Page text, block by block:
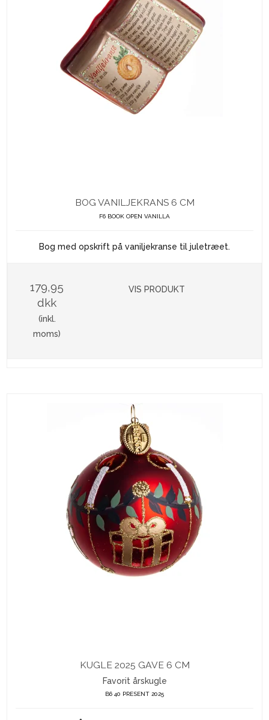
BOG VANILJEKRANS 6 CM
F6 BOOK OPEN VANILLA
Bog med opskrift på vaniljekranse til juletræet.
179,95
dkk
(inkl.
moms)
VIS PRODUKT
KUGLE 2025 GAVE 6 CM
Favorit årskugle
B6 40 PRESENT 2025